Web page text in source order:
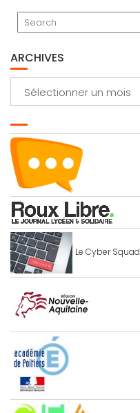
ARCHIVES
Le Cyber Squad